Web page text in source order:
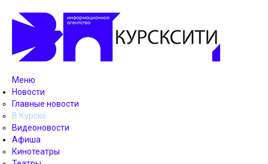
Меню
Новости
Главные новости
В Курске
Видеоновости
Афиша
Кинотеатры